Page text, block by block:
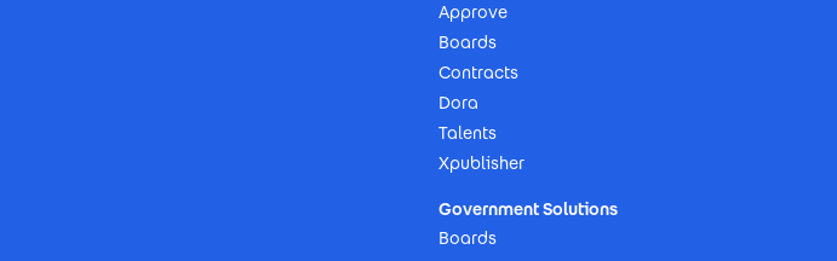
Approve
Boards
Contracts
Dora
Talents
Xpublisher
Government Solutions
Boards